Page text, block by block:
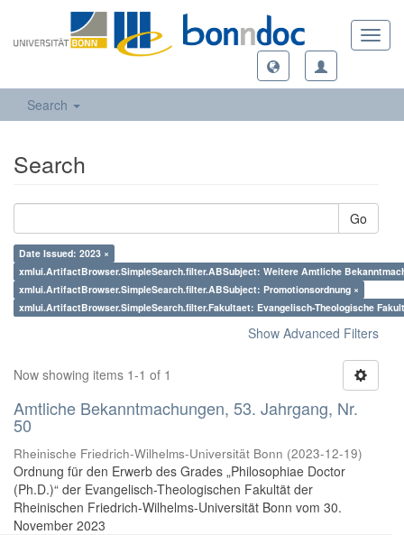
Search
Search
Go
Date Issued: 2023 ×
xmlui.ArtifactBrowser.SimpleSearch.filter.ABSubject: Weitere Amtliche
xmlui.ArtifactBrowser.SimpleSearch.filter.ABSubject: Promotionsordnung ×
xmlui.ArtifactBrowser.SimpleSearch.filter.Fakultaet: Evangelisch-Theologische
Show Advanced Filters
Now showing items 1-1 of 1
Amtliche Bekanntmachungen, 53. Jahrgang, Nr.
50
Rheinische Friedrich-Wilhelms-Universität Bonn (2023-12-19)
Ordnung für den Erwerb des Grades „Philosophiae Doctor
(Ph.D.)“ der Evangelisch-Theologischen Fakultät der
Rheinischen Friedrich-Wilhelms-Universität Bonn vom 30.
November 2023